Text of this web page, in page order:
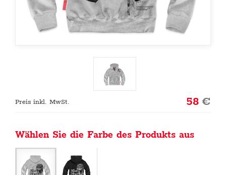
Preis inkl. MwSt. 58€
Wählen Sie die Farbe des Produkts aus